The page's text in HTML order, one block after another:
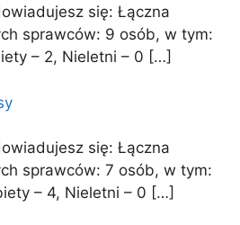
się: Łączna
sprawców: 9 osób, w tym:
– 2, Nieletni – 0 […]
się: Łączna
sprawców: 7 osób, w tym:
– 4, Nieletni – 0 […]